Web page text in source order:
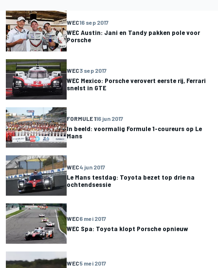
WEC16 sep 2017
WEC Austin: Jani en Tandy pakken pole voor
Porsche
WEC3 sep 2017
WEC Mexico: Porsche verovert eerste rij, Ferrari
snelst in GTE
FORMULE 116 jun 2017
In beeld: voormalig Formule 1-coureurs op Le
Mans
WEC4 jun 2017
Le Mans testdag: Toyota bezet top drie na
ochtendsessie
WEC6 mei 2017
WEC Spa: Toyota klopt Porsche opnieuw
WEC5 mei 2017